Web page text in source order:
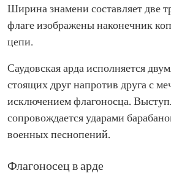
Ширина знамени составляет две
флаге изображены наконечник
цепи.
Саудовская арда исполняется
стоящих друг напротив друга с
исключением флагоносца.
сопровождается ударами
военных песнопений.
Флагоносец в арде